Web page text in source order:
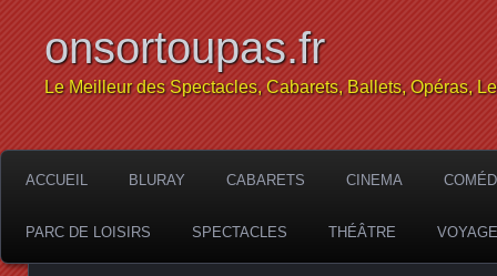
onsortoupas.fr
Le Meilleur des Spectacles, Cabarets, Ballets, Opéras,
ACCUEIL BLURAY CABARETS CINEMA
PARC DE LOISIRS SPECTACLES THÉÂTRE